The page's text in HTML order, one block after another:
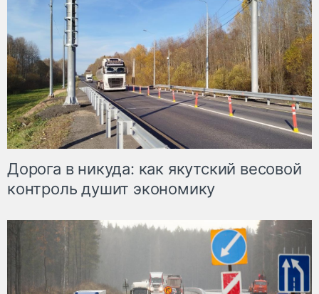
Дорога в никуда: как якутский весовой
контроль душит экономику